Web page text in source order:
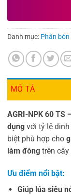
Danh mục: Phân bón
MÔ TẢ
AGRI-NPK 60 TS
dụng với tỷ lệ
biệt phù hợp cho
làm đòng trên
Ưu điểm nổi bật:
Giúp lúa siêu